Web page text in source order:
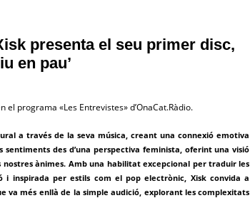
presenta el seu primer disc,
en pau’
programa «Les Entrevistes» d’OnaCat.Ràdio.
a través de la seva música, creant una connexió emotiva
des d’una perspectiva feminista, oferint una visió
ànimes. Amb una habilitat excepcional per traduir les
i inspirada per estils com el pop electrònic, Xisk convida a
va més enllà de la simple audició, explorant les complexitats